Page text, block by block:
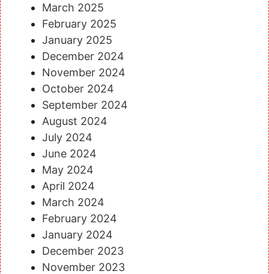
March 2025
February 2025
January 2025
December 2024
November 2024
October 2024
September 2024
August 2024
July 2024
June 2024
May 2024
April 2024
March 2024
February 2024
January 2024
December 2023
November 2023